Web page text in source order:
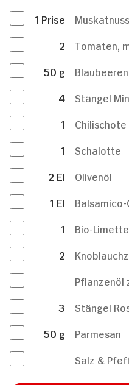
1 Prise
2
Tomaten,
50 g
4
Stängel
1
Chilischote
1
Schalotte
2 El
Olivenöl
1 El
1
Bio-Limette
2
Pflanzenöl
3
Stängel
50 g
Parmesan
Salz &